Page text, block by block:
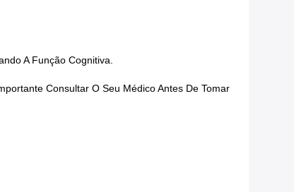
A Função Cognitiva.
Consultar O Seu Médico Antes De Tomar